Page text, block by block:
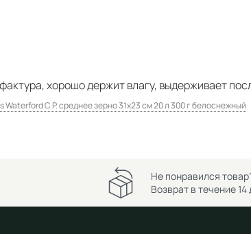
хорошо держит влагу, выдерживает
C.P. среднее зерно 31х23 см 20 л 300 г белоснежный
Не понравился
Возврат в течение 14